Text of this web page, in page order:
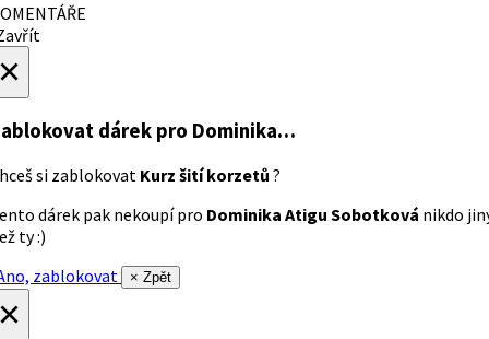
dárek pro Dominika…
si zablokovat Kurz šití korzetů ?
dárek pak nekoupí pro Dominika Atigu Sobotková nikdo
ty :)
zablokovat
× Zpět